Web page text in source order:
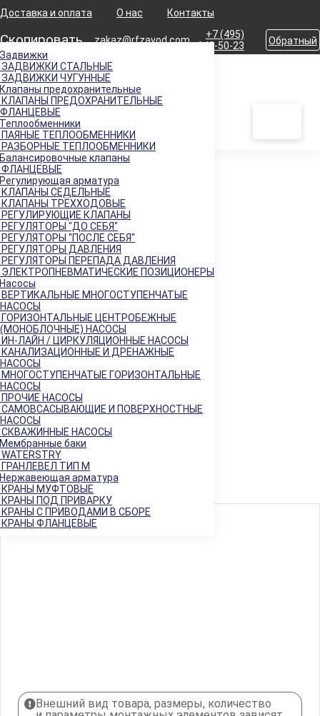
Доставка и оплата О нас Контакты
Скопировать zakaz@rfzavod.com
+7 (495)
642-50-23
Обратный
Каталог
Задвижки
ЗАДВИЖКИ СТАЛЬНЫЕ
ЗАДВИЖКИ ЧУГУННЫЕ
Клапаны предохранительные
КЛАПАНЫ ПРЕДОХРАНИТЕЛЬНЫЕ
ФЛАНЦЕВЫЕ
Теплообменники
ПАЯНЫЕ ТЕПЛООБМЕННИКИ
РАЗБОРНЫЕ ТЕПЛООБМЕННИКИ
Балансировочные клапаны
ФЛАНЦЕВЫЕ
Регулирующая арматура
КЛАПАНЫ СЕДЕЛЬНЫЕ
КЛАПАНЫ ТРЁХХОДОВЫЕ
РЕГУЛИРУЮЩИЕ КЛАПАНЫ
РЕГУЛЯТОРЫ "ДО СЕБЯ"
РЕГУЛЯТОРЫ "ПОСЛЕ СЕБЯ"
РЕГУЛЯТОРЫ ДАВЛЕНИЯ
РЕГУЛЯТОРЫ ПЕРЕПАДА ДАВЛЕНИЯ
ЭЛЕКТРОПНЕВМАТИЧЕСКИЕ ПОЗИЦИОНЕРЫ
Насосы
ВЕРТИКАЛЬНЫЕ МНОГОСТУПЕНЧАТЫЕ
НАСОСЫ
ГОРИЗОНТАЛЬНЫЕ ЦЕНТРОБЕЖНЫЕ
(МОНОБЛОЧНЫЕ) НАСОСЫ
ИН-ЛАЙН / ЦИРКУЛЯЦИОННЫЕ НАСОСЫ
КАНАЛИЗАЦИОННЫЕ И ДРЕНАЖНЫЕ
НАСОСЫ
МНОГОСТУПЕНЧАТЫЕ ГОРИЗОНТАЛЬНЫЕ
НАСОСЫ
ПРОЧИЕ НАСОСЫ
САМОВСАСЫВАЮЩИЕ И ПОВЕРХНОСТНЫЕ
НАСОСЫ
СКВАЖИННЫЕ НАСОСЫ
Мембранные баки
WATERSTRY
ГРАНЛЕВЕЛ ТИП М
Нержавеющая арматура
КРАНЫ МУФТОВЫЕ
КРАНЫ ПОД ПРИВАРКУ
КРАНЫ С ПРИВОДАМИ В СБОРЕ
КРАНЫ ФЛАНЦЕВЫЕ
Главная Продукция Регулирующая арматура
CLORIUS-H2F ДАНИЯ
Клапан регулирующий BROEN Clorius двухходовой H2F
Ду125 Ру25 фланцевый Kv= 215
Каталог
X
Каталог продукции
+ Задвижки
+ Клапаны предохранительные
+ Теплообменники
+ Балансировочные клапаны
− Регулирующая арматура
+ Клапаны седельные
+ Клапаны трёхходовые
Регулирующие клапаны
Регуляторы "до себя"
Регуляторы "после себя"
Регуляторы давления
Регуляторы перепада давления
Электропневматические позиционеры
+ Насосы
+ Мембранные баки
+ Нержавеющая арматура
Арт. 700393
Внешний вид товара, размеры, количество